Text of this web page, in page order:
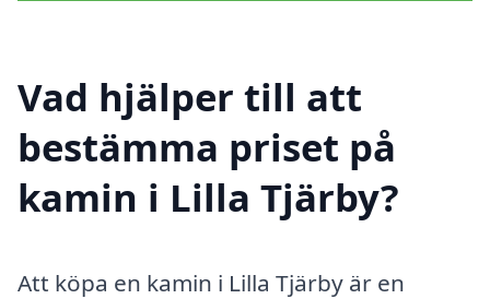
Vad hjälper till att
bestämma priset på
kamin i Lilla Tjärby?
Att köpa en kamin i Lilla Tjärby är en